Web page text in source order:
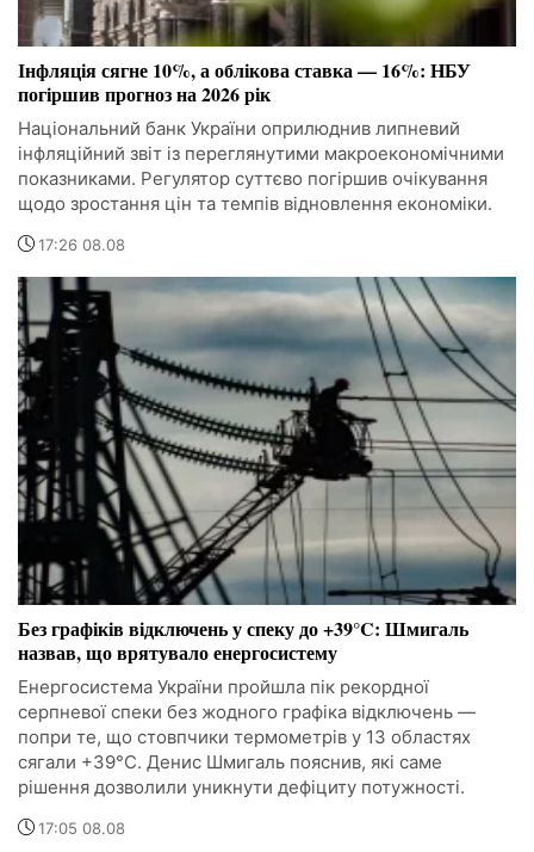
Інфляція сягне 10%, а облікова ставка — 16%: НБУ
погіршив прогноз на 2026 рік
Національний банк України оприлюднив липневий
інфляційний звіт із переглянутими макроекономічними
показниками. Регулятор суттєво погіршив очікування
щодо зростання цін та темпів відновлення економіки.
17:26 08.08
Без графіків відключень у спеку до +39°C: Шмигаль
назвав, що врятувало енергосистему
Енергосистема України пройшла пік рекордної
серпневої спеки без жодного графіка відключень —
попри те, що стовпчики термометрів у 13 областях
сягали +39°C. Денис Шмигаль пояснив, які саме
рішення дозволили уникнути дефіциту потужності.
17:05 08.08